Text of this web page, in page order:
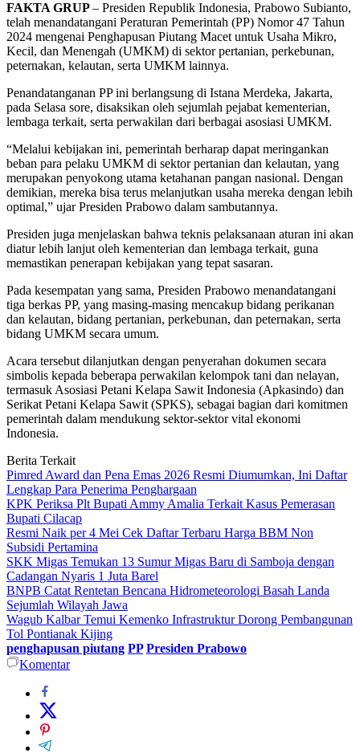
FAKTA GRUP– Presiden Republik Indonesia, Prabowo Subianto,
telah menandatangani Peraturan Pemerintah (PP) Nomor 47 Tahun
2024 mengenai Penghapusan Piutang Macet untuk Usaha Mikro,
Kecil, dan Menengah (UMKM) di sektor pertanian, perkebunan,
peternakan, kelautan, serta UMKM lainnya.
Penandatanganan PP ini berlangsung di Istana Merdeka, Jakarta,
pada Selasa sore, disaksikan oleh sejumlah pejabat kementerian,
lembaga terkait, serta perwakilan dari berbagai asosiasi UMKM.
“Melalui kebijakan ini, pemerintah berharap dapat meringankan
beban para pelaku UMKM di sektor pertanian dan kelautan, yang
merupakan penyokong utama ketahanan pangan nasional. Dengan
demikian, mereka bisa terus melanjutkan usaha mereka dengan lebih
optimal,” ujar Presiden Prabowo dalam sambutannya.
Presiden juga menjelaskan bahwa teknis pelaksanaan aturan ini akan
diatur lebih lanjut oleh kementerian dan lembaga terkait, guna
memastikan penerapan kebijakan yang tepat sasaran.
Pada kesempatan yang sama, Presiden Prabowo menandatangani
tiga berkas PP, yang masing-masing mencakup bidang perikanan
dan kelautan, bidang pertanian, perkebunan, dan peternakan, serta
bidang UMKM secara umum.
Acara tersebut dilanjutkan dengan penyerahan dokumen secara
simbolis kepada beberapa perwakilan kelompok tani dan nelayan,
termasuk Asosiasi Petani Kelapa Sawit Indonesia (Apkasindo) dan
Serikat Petani Kelapa Sawit (SPKS), sebagai bagian dari komitmen
pemerintah dalam mendukung sektor-sektor vital ekonomi
Indonesia.
Berita Terkait
Pimred Award dan Pena Emas 2026 Resmi Diumumkan, Ini Daftar
Lengkap Para Penerima Penghargaan
KPK Periksa Plt Bupati Ammy Amalia Terkait Kasus Pemerasan
Bupati Cilacap
Resmi Naik per 4 Mei Cek Daftar Terbaru Harga BBM Non
Subsidi Pertamina
SKK Migas Temukan 13 Sumur Migas Baru di Samboja dengan
Cadangan Nyaris 1 Juta Barel
BNPB Catat Rentetan Bencana Hidrometeorologi Basah Landa
Sejumlah Wilayah Jawa
Wagub Kalbar Temui Kemenko Infrastruktur Dorong Pembangunan
Tol Pontianak Kijing
penghapusan piutang PP Presiden Prabowo
Komentar